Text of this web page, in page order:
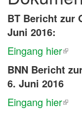
BT Bericht zur
Juni 2016:
Eingang hier
BNN Bericht
6. Juni 2016
Eingang hier